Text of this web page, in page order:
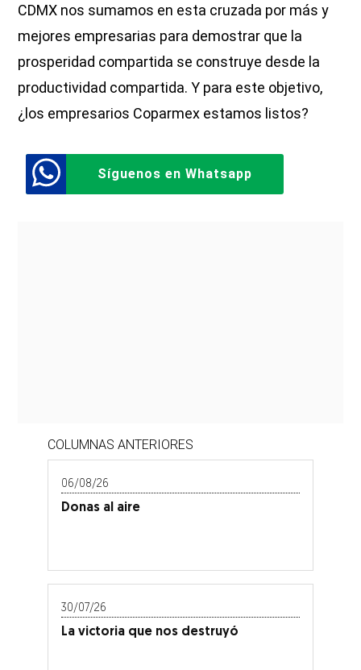
CDMX nos sumamos en esta cruzada por más y
mejores empresarias para demostrar que la
prosperidad compartida se construye desde la
productividad compartida. Y para este objetivo,
¿los empresarios Coparmex estamos listos?
Síguenos en Whatsapp
COLUMNAS ANTERIORES
06/08/26
Donas al aire
30/07/26
La victoria que nos destruyó